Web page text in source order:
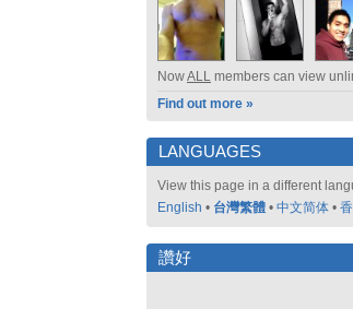
NowALL members can view
Find out more »
LANGUAGES
View this page in a different
English • 台灣繁體 • 中文简体 •
讚好